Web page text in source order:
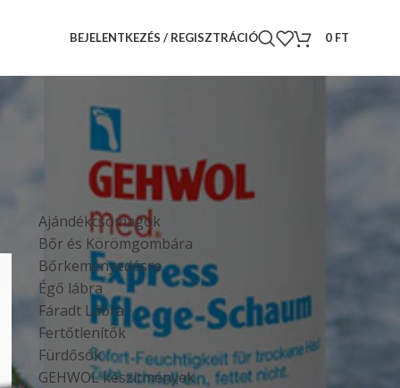
BEJELENTKEZÉS / REGISZTRÁCIÓ 0 FT
TERMÉKKATEGÓRIÁK
Ajándékcsomagok
Bőr és Körömgombára
Bőrkeményedésre
Égő lábra
Fáradt Lábra
Fertőtlenítők
Fürdősók
GEHWOL készítmények